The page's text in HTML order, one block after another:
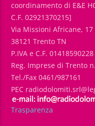
coordinamento di E&E
C.F. 02921370215]
Via Missioni Africane, 17
38121 Trento TN
P.IVA e C.F. 01418590228
Reg. Imprese di Trento
Tel./Fax 0461/987161
PEC
Trasparenza